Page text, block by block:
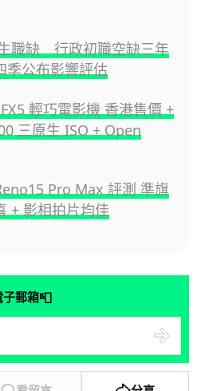
職缺 行政初職空缺三年
公布影響評估
輕巧電影機 香港售價 +
三原生 ISO + Open
Pro Max 評測 準旗
+ 影相拍片均佳
子郵箱📮